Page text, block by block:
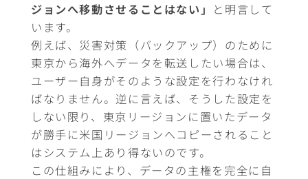
ジョンへ移動させることはない」 と明言して
います。
例えば、災害対策（バックアップ）のために
東京から海外へデータを転送したい場合は、
ユーザー自身がそのような設定を行わなけれ
ばなりません。逆に言えば、そうした設定を
しない限り、東京リージョンに置いたデータ
が勝手に米国リージョンへコピーされること
はシステム上あり得ないのです。
この仕組みにより、データの主権を完全に自